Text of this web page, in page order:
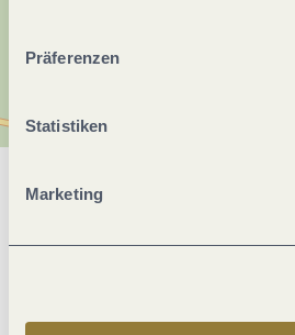
ablehnen" kann es zu
Präferenzen
Statistiken
Marketing
Allgemeine